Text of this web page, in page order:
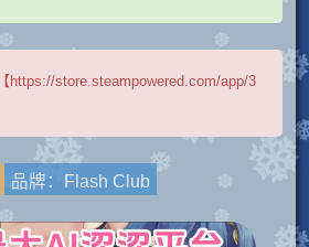
https://store.steampowered.com/app/3
品牌：Flash Club